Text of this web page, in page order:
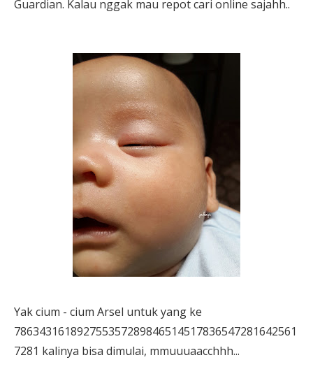
Guardian. Kalau nggak mau repot cari online sajahh..
Yak cium - cium Arsel untuk yang ke
786343161892755357289846514517836547281642561
7281 kalinya bisa dimulai, mmuuuaacchhh...